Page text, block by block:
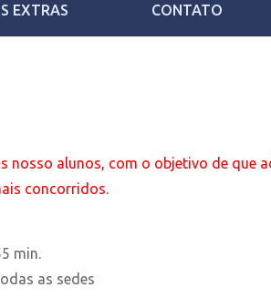
EXTRAS CONTATO
nosso alunos, com o objetivo de que
concorridos.
min.
as sedes